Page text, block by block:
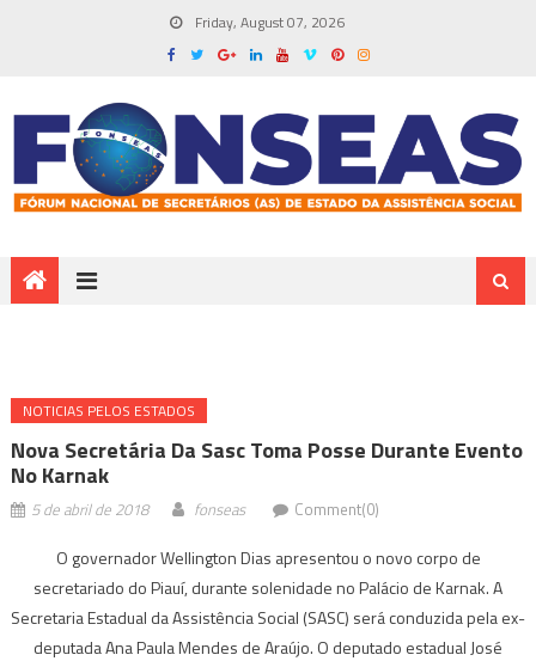
Friday, August 07, 2026
NOTICIAS PELOS ESTADOS
Nova Secretária Da Sasc Toma Posse Durante Evento
No Karnak
5 de abril de 2018 fonseas Comment(0)
O governador Wellington Dias apresentou o novo corpo de
secretariado do Piauí, durante solenidade no Palácio de Karnak. A
Secretaria Estadual da Assistência Social (SASC) será conduzida pela ex-
deputada Ana Paula Mendes de Araújo. O deputado estadual José